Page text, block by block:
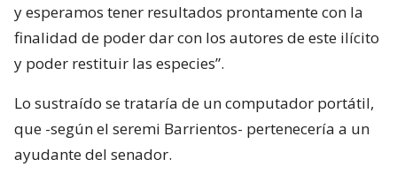
y esperamos tener resultados prontamente con la
finalidad de poder dar con los autores de este ilícito
y poder restituir las especies”.
Lo sustraído se trataría de un computador portátil,
que -según el seremi Barrientos- pertenecería a un
ayudante del senador.